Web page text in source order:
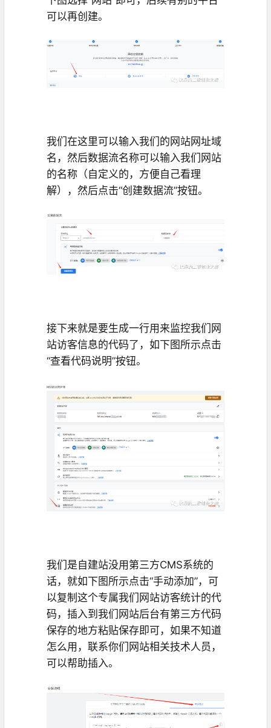
可以再创建。
我们在这里可以输入我们的网站网址域
名，然后数据流名称可以输入我们网站
的名称（自定义的，方便自己看理
解），然后点击“创建数据流”按钮。
接下来就是要生成一行用来监控我们网
站访客信息的代码了，如下图所示点击
“查看代码说明”按钮。
我们是自建站没用第三方CMS系统的
话，就如下图所示点击“手动添加”，可
以复制这个专属我们网站访客统计的代
码，插入到我们网站后台有第三方代码
保存的地方粘贴保存即可，如果不知道
怎么用，联系你们网站相关技术人员，
可以帮助插入。